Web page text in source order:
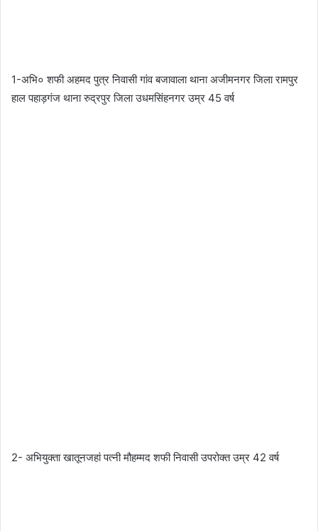
1-अभि० शफी अहमद पुत्र निवासी गांव बजावाला थाना अजीमनगर जिला रामपुर
हाल पहाड़गंज थाना रुद्रपुर जिला उधमसिंहनगर उम्र 45 वर्ष
2- अभियुक्ता खातूनजहां पत्नी मौहम्मद शफी निवासी उपरोक्त उम्र 42 वर्ष